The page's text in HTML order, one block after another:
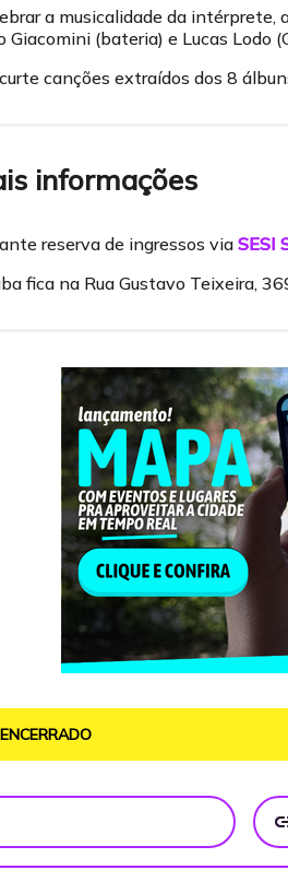
a musicalidade da
Giacomini (bateria) e Lucas Lodo
canções extraídos dos 8
informações
reserva de ingressos via SESI
fica na Rua Gustavo Teixeira,